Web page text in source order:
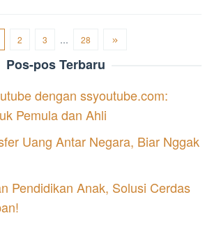
2 3 … 28
Pos-pos Terbaru
dengan ssyoutube.com:
Pemula dan Ahli
Uang Antar Negara, Biar Nggak
Pendidikan Anak, Solusi Cerdas